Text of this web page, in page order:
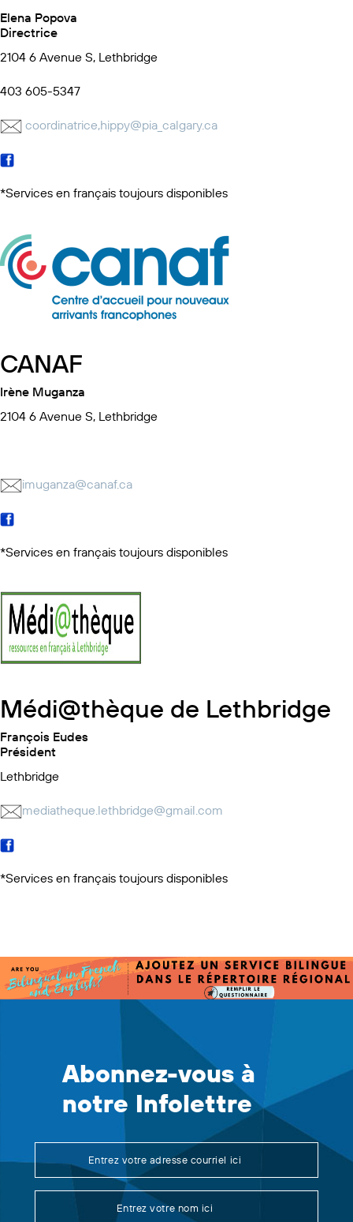
Elena Popova
Directrice
2104 6 Avenue S, Lethbridge
403 605-5347
coordinatrice,hippy@pia_calgary.ca
*Services en français toujours disponibles
CANAF
Irène Muganza
2104 6 Avenue S, Lethbridge
imuganza@canaf.ca
*Services en français toujours disponibles
Médi@thèque de Lethbridge
François Eudes
Président
Lethbridge
mediatheque.lethbridge@gmail.com
*Services en français toujours disponibles
Abonnez-vous à
notre Infolettre